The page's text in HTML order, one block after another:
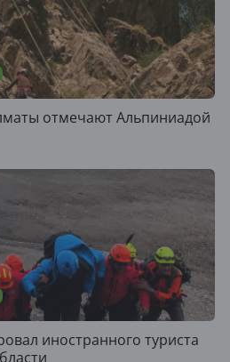
отмечают Альпиниадой
иностранного туриста